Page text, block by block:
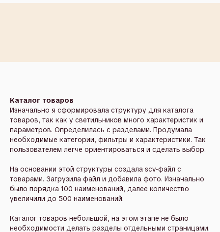
Каталог товаров
Изначально я сформировала структуру для каталога
товаров, так как у светильников много характеристик и
параметров. Определилась с разделами. Продумала
необходимые категории, фильтры и характеристики. Так
пользователем легче ориентироваться и сделать выбор.
На основании этой структуры создала scv-файл с
товарами. Загрузила файл и добавила фото. Изначально
было порядка 100 наименований, далее количество
увеличили до 500 наименований.
Каталог товаров небольшой, на этом этапе не было
необходимости делать разделы отдельными страницами.